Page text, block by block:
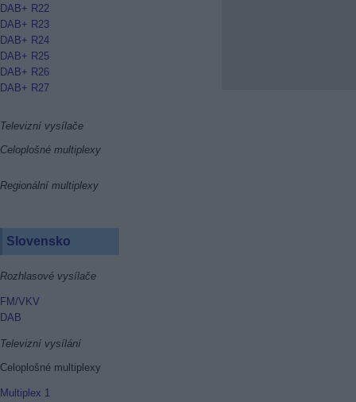
DAB+ R22
DAB+ R23
DAB+ R24
DAB+ R25
DAB+ R26
DAB+ R27
Televizní vysílače
Celoplošné multiplexy
Regionální multiplexy
Slovensko
Rozhlasové vysílače
FM/VKV
DAB
Televizní vysílání
Celoplošné multiplexy
Multiplex 1